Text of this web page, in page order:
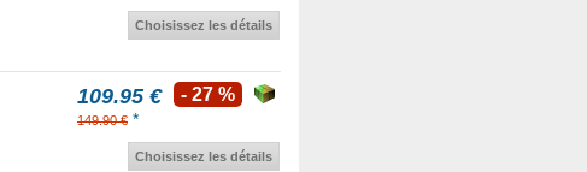
Choisissez les détails
109.95 €
149.90 € *
- 27 %
Choisissez les détails